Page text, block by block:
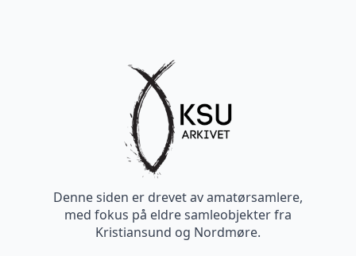
Denne siden er drevet av amatørsamlere,
med fokus på eldre samleobjekter fra
Kristiansund og Nordmøre.